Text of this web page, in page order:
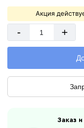
Акция
- +
Заказ